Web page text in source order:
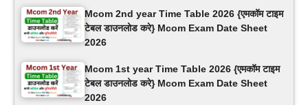
Mcom 2nd year Time Table 2026 {एमकॉम टाइम
टेबल डाउनलोड करे} Mcom Exam Date Sheet
2026
Mcom 1st year Time Table 2026 {एमकॉम टाइम
टेबल डाउनलोड करे} Mcom Exam Date Sheet
2026